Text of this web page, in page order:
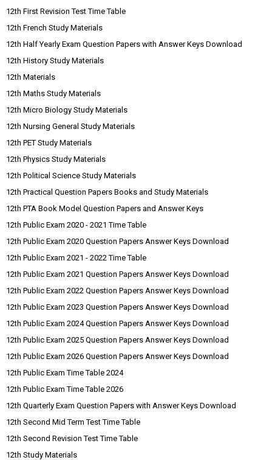
12th First Revision Test Time Table
12th French Study Materials
12th Half Yearly Exam Question Papers with Answer Keys Download
12th History Study Materials
12th Materials
12th Maths Study Materials
12th Micro Biology Study Materials
12th Nursing General Study Materials
12th PET Study Materials
12th Physics Study Materials
12th Political Science Study Materials
12th Practical Question Papers Books and Study Materials
12th PTA Book Model Question Papers and Answer Keys
12th Public Exam 2020 - 2021 Time Table
12th Public Exam 2020 Question Papers Answer Keys Download
12th Public Exam 2021 - 2022 Time Table
12th Public Exam 2021 Question Papers Answer Keys Download
12th Public Exam 2022 Question Papers Answer Keys Download
12th Public Exam 2023 Question Papers Answer Keys Download
12th Public Exam 2024 Question Papers Answer Keys Download
12th Public Exam 2025 Question Papers Answer Keys Download
12th Public Exam 2026 Question Papers Answer Keys Download
12th Public Exam Time Table 2024
12th Public Exam Time Table 2026
12th Quarterly Exam Question Papers with Answer Keys Download
12th Second Mid Term Test Time Table
12th Second Revision Test Time Table
12th Study Materials